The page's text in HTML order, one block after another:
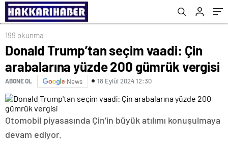
199 okunma
Donald Trump’tan seçim vaadi: Çin
arabalarına yüzde 200 gümrük vergisi
ABONE OL News 18 Eylül 2024 12:30
Otomobil piyasasında Çin’in büyük atılımı konuşulmaya
devam ediyor.